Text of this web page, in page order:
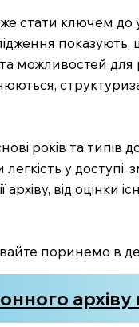
стати ключем до
можливостей для
років та типів
у
від оцінки
поринемо в